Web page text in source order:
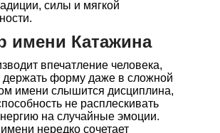
силы и мягкой
имени Катажина
впечатление человека,
держать форму даже в сложной
имени слышится дисциплина,
не расплескивать
на случайные эмоции.
нередко сочетает